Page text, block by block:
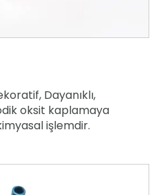
Dayanıklı,
oksit kaplamaya
işlemdir.